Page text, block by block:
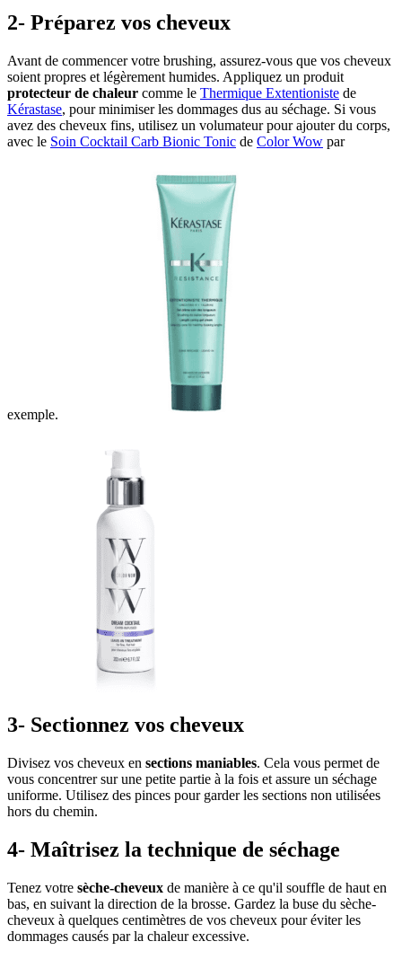
2- Préparez vos cheveux
Avant de commencer votre brushing, assurez-vous que vos cheveux
soient propres et légèrement humides. Appliquez un produit
protecteur de chaleur comme le Thermique Extentioniste de
Kérastase, pour minimiser les dommages dus au séchage. Si vous
avez des cheveux fins, utilisez un volumateur pour ajouter du corps,
avec le Soin Cocktail Carb Bionic Tonic de Color Wow par
exemple.
3- Sectionnez vos cheveux
Divisez vos cheveux en sections maniables. Cela vous permet de
vous concentrer sur une petite partie à la fois et assure un séchage
uniforme. Utilisez des pinces pour garder les sections non utilisées
hors du chemin.
4- Maîtrisez la technique de séchage
Tenez votre sèche-cheveux de manière à ce qu'il souffle de haut en
bas, en suivant la direction de la brosse. Gardez la buse du sèche-
cheveux à quelques centimètres de vos cheveux pour éviter les
dommages causés par la chaleur excessive.